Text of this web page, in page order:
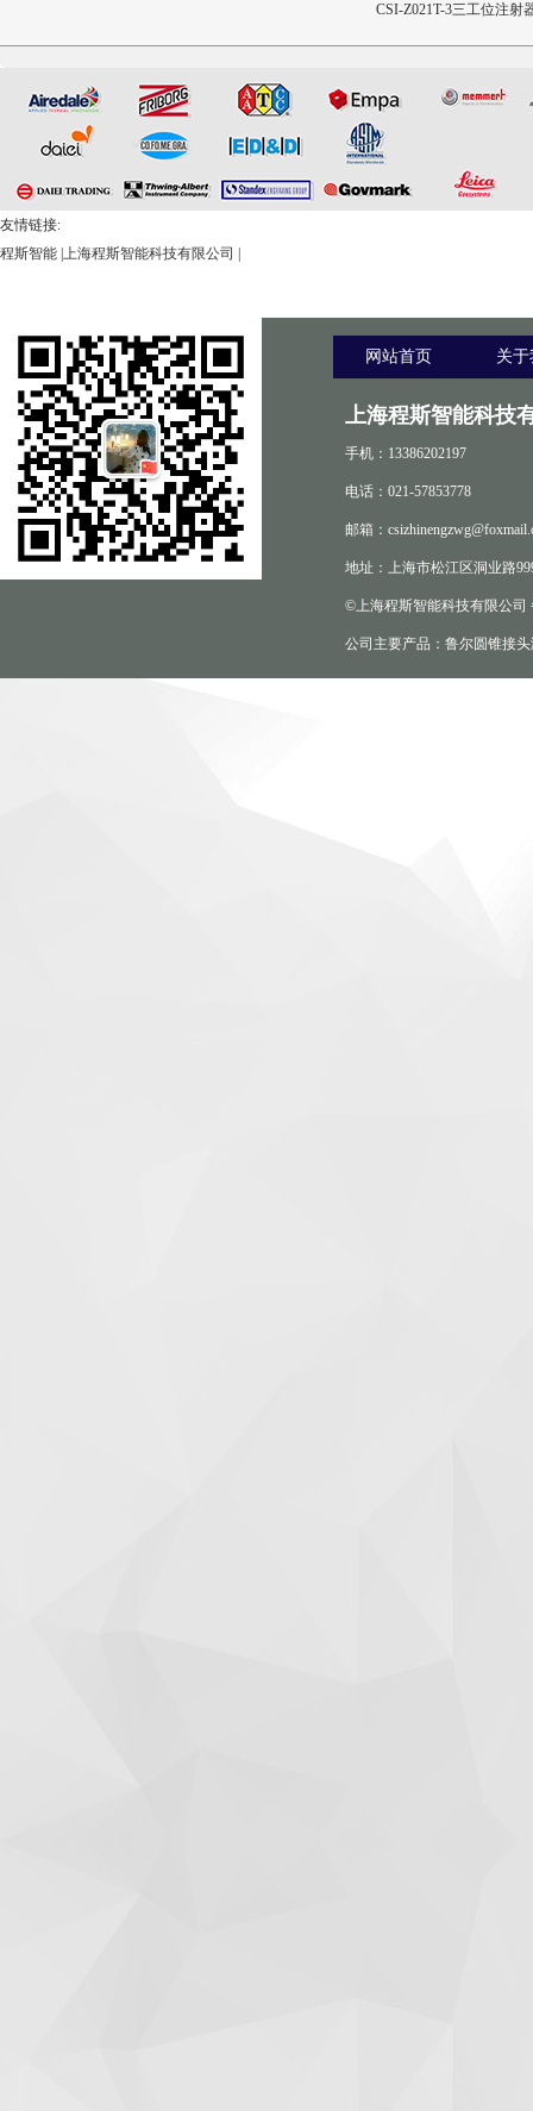
测试仪
CSI-Z021T-3三工位注射
友情链接:
程斯智能 上海程斯智能科技有限公司
网站首页 关
上海程斯智能科技
手机：13386202197
电话：021-57853778
邮箱：
地址：上海市松江区洞业路
©上海程斯智能科技有限公司
公司主要产品：鲁尔圆锥接